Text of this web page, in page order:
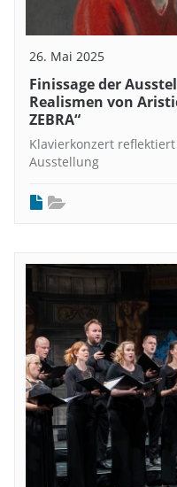
26. Mai 2025
Finissage der
Realismen von
ZEBRA“
Klavierkonzert
Ausstellung